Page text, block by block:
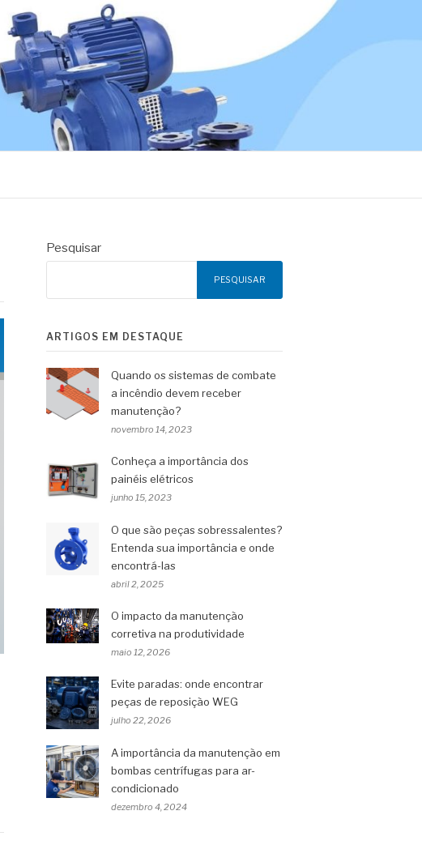
Pesquisar
PESQUISAR
ARTIGOS EM DESTAQUE
Quando os sistemas de combate
a incêndio devem receber
manutenção?
novembro 14, 2023
Conheça a importância dos
painéis elétricos
junho 15, 2023
O que são peças sobressalentes?
Entenda sua importância e onde
encontrá-las
abril 2, 2025
O impacto da manutenção
corretiva na produtividade
maio 12, 2026
Evite paradas: onde encontrar
peças de reposição WEG
julho 22, 2026
A importância da manutenção em
bombas centrífugas para ar-
condicionado
dezembro 4, 2024